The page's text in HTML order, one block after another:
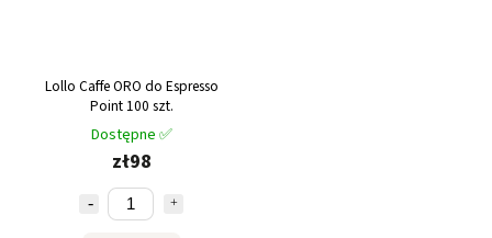
Lollo Caffe ORO do Espresso
Point 100 szt.
Dostępne ✅
zł98